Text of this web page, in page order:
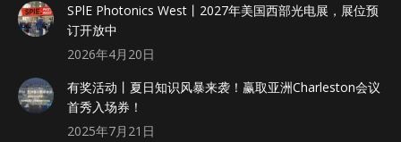
SPlE Photonics West丨2027年美国西部光电展，展位预
订开放中
2026年4月20日
有奖活动丨夏日知识风暴来袭！赢取亚洲Charleston会议
首秀入场券！
2025年7月21日